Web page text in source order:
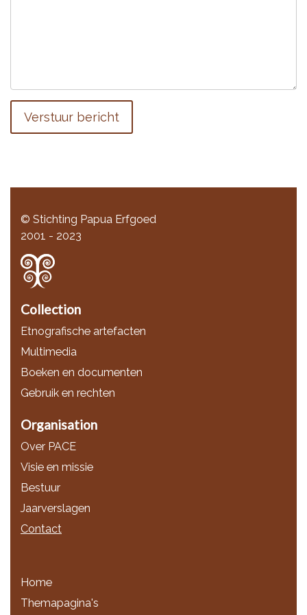
Verstuur bericht
© Stichting Papua Erfgoed
2001 - 2023
Collection
Etnografische artefacten
Multimedia
Boeken en documenten
Gebruik en rechten
Organisation
Over PACE
Visie en missie
Bestuur
Jaarverslagen
Contact
Home
Themapagina's